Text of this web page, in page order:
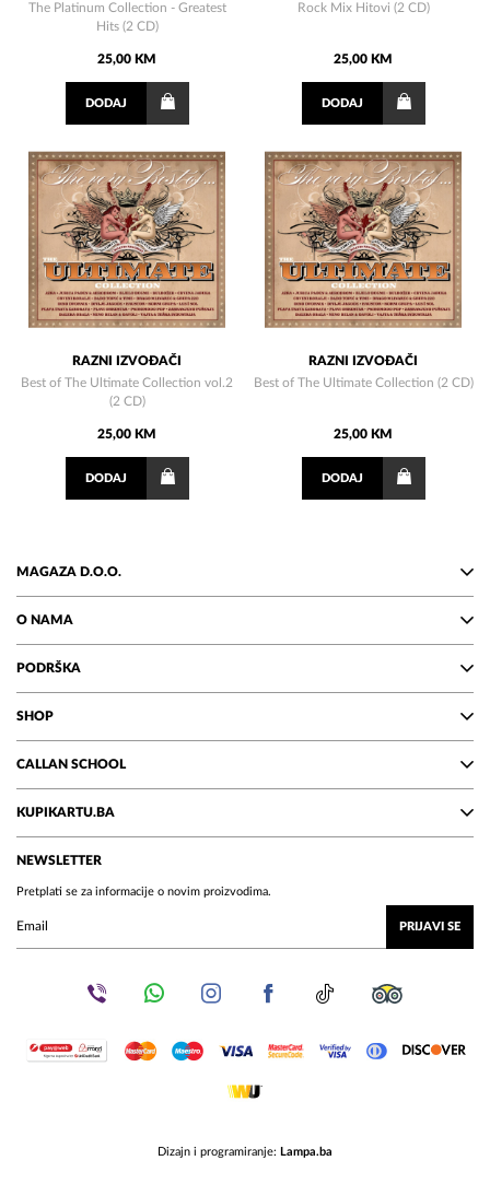
The Platinum Collection - Greatest
Hits (2 CD)
25,00 KM
DODAJ
Rock Mix Hitovi (2 CD)
25,00 KM
DODAJ
RAZNI IZVOĐAČI
Best of The Ultimate Collection vol.2
(2 CD)
25,00 KM
DODAJ
RAZNI IZVOĐAČI
Best of The Ultimate Collection (2 CD)
25,00 KM
DODAJ
MAGAZA D.O.O.
O NAMA
PODRŠKA
SHOP
CALLAN SCHOOL
KUPIKARTU.BA
NEWSLETTER
Pretplati se za informacije o novim proizvodima.
PRIJAVI SE
Dizajn i programiranje: Lampa.ba